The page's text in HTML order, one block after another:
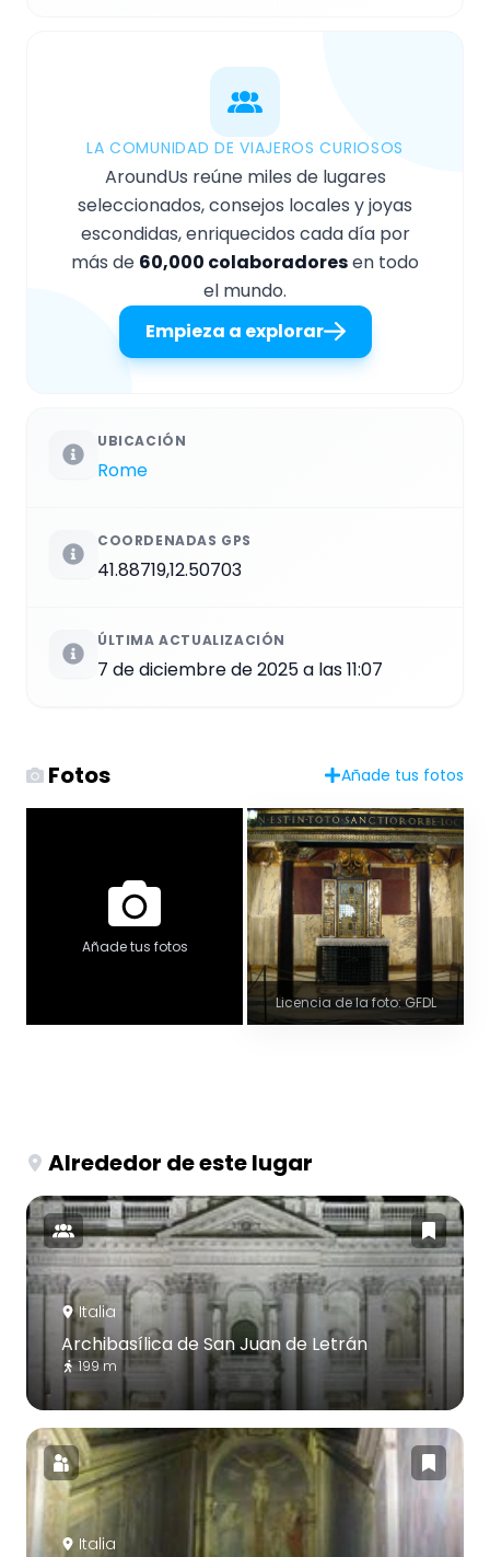
LA COMUNIDAD DE VIAJEROS CURIOSOS
AroundUs reúne miles de lugares
seleccionados, consejos locales y joyas
escondidas, enriquecidos cada día por
más de 60,000 colaboradoresen todo
el mundo.
Empieza a explorar
UBICACIÓN
Rome
COORDENADAS GPS
41.88719,12.50703
ÚLTIMA ACTUALIZACIÓN
7 de diciembre de 2025 a las 11:07
Fotos Añade tus fotos
Añade tus fotos
Licencia de la foto: GFDL
Alrededor de este lugar
Italia
Archibasílica de San Juan de Letrán
199 m
Italia